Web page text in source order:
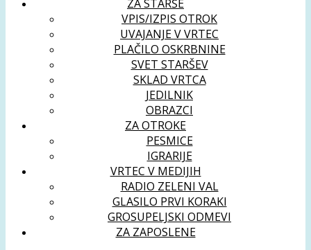
ZA STARŠE
VPIS/IZPIS OTROK
UVAJANJE V VRTEC
PLAČILO OSKRBNINE
SVET STARŠEV
SKLAD VRTCA
JEDILNIK
OBRAZCI
ZA OTROKE
PESMICE
IGRARIJE
VRTEC V MEDIJIH
RADIO ZELENI VAL
GLASILO PRVI KORAKI
GROSUPELJSKI ODMEVI
ZA ZAPOSLENE